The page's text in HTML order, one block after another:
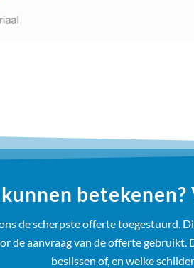
de scherpste offerte toegestuurd.
de aanvraag van de offerte
beslissen of, en welke